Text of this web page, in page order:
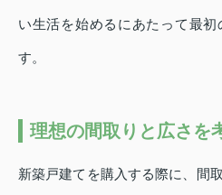
い生活を始めるにあたって最
す。
理想の間取りと広さを
新築戸建てを購入する際に、間